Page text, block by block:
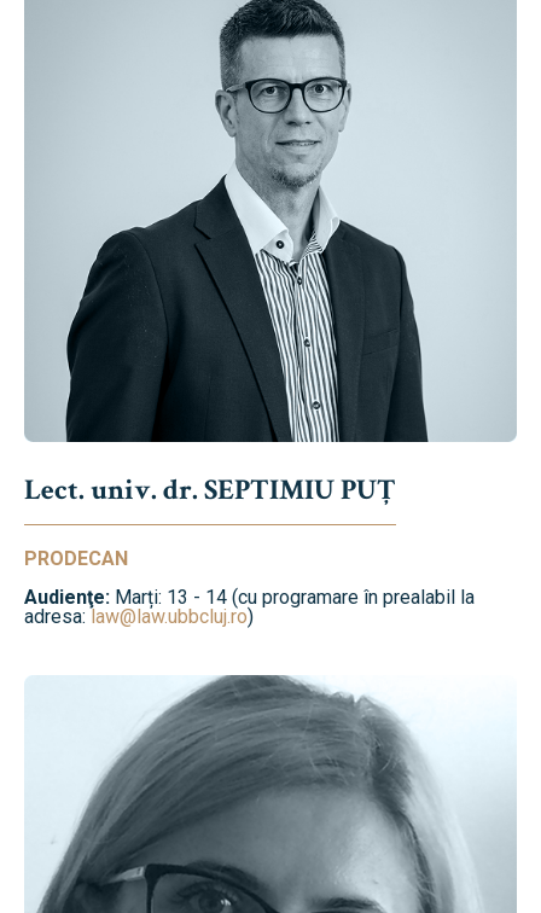
Lect. univ. dr. SEPTIMIU PUȚ
PRODECAN
Audienţe: Marți: 13 - 14 (cu programare în prealabil la
adresa:law@law.ubbcluj.ro)